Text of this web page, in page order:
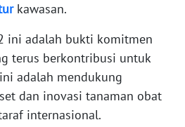
kawasan.
ini adalah bukti komitmen
terus berkontribusi untuk
adalah mendukung
dan inovasi tanaman obat
internasional.